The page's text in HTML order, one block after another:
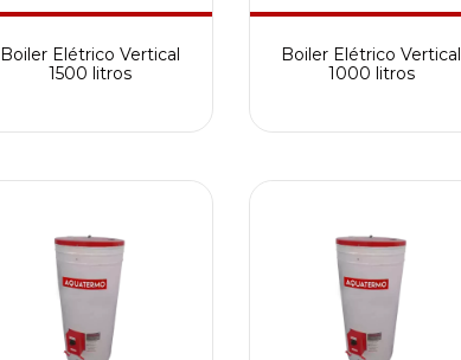
Boiler Elétrico Vertical
1500 litros
Boiler Elétrico Vertical
1000 litros